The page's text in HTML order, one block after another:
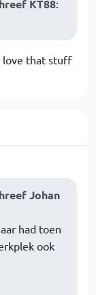
KT88:
love that stuff
Johan
had toen
ook